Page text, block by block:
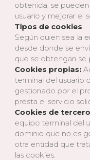
obtenida, se
usuario y mejorar el
Tipos de cookies
Según quien sea la
desde donde se
que se obtengan se
Cookies propias:
terminal del usuario
gestionado por el
presta el servicio
Cookies de
equipo terminal del
dominio que no es
otra entidad que
las cookies.